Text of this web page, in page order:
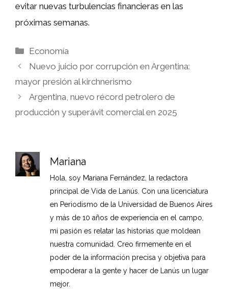
evitar nuevas turbulencias financieras en las
próximas semanas.
Categorías
Economía
Nuevo juicio por corrupción en Argentina:
mayor presión al kirchnerismo
Argentina, nuevo récord petrolero de
producción y superávit comercial en 2025
Mariana
Hola, soy Mariana Fernández, la redactora
principal de Vida de Lanús. Con una licenciatura
en Periodismo de la Universidad de Buenos Aires
y más de 10 años de experiencia en el campo,
mi pasión es relatar las historias que moldean
nuestra comunidad. Creo firmemente en el
poder de la información precisa y objetiva para
empoderar a la gente y hacer de Lanús un lugar
mejor.